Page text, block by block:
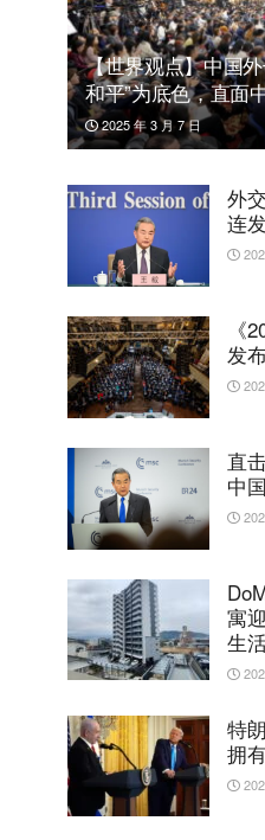
【世界观点】中国
和平”为底色，直面
2025 年 3 月 7 日
外
连
《
发
直
中
寓
生
特
拥